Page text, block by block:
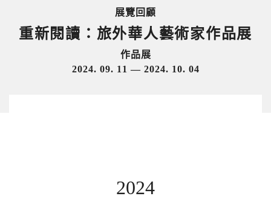
展覽回顧
重新閱讀：旅外華人藝術家作品展
作品展
2024. 09. 11 — 2024. 10. 04
2024